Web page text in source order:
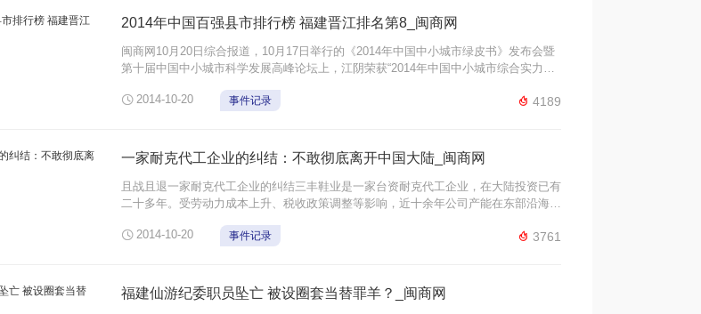
2014年中国百强县市排行榜 福建晋江排名第8_闽商网
闽商网10月20日综合报道，10月17日举行的《2014年中国中小城市绿皮书》发布会暨
第十届中国中小城市科学发展高峰论坛上，江阴荣获“2014年中国中小城市综合实力百
仓市、浙江慈溪市、江苏宜兴市、湖南长沙县、福建晋江市、浙江义乌市、辽宁海城
 2014-10-20 事件记录  4189
一家耐克代工企业的纠结：不敢彻底离开中国大陆_闽商网
且战且退一家耐克代工企业的纠结三丰鞋业是一家台资耐克代工企业，在大陆投资已有
二十多年。受劳动力成本上升、税收政策调整等影响，近十余年公司产能在东部沿海战
三丰鞋业表示不敢彻底离开中国大陆，但坚守于此，内心也充满了纠结。战略转移 ...
 2014-10-20 事件记录  3761
福建仙游纪委职员坠亡 被设圈套当替罪羊？_闽商网